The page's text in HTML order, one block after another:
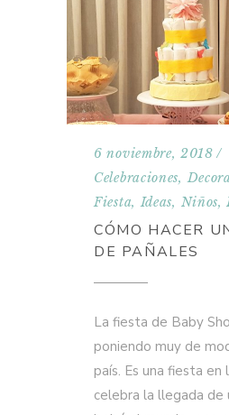
6 noviembre, 2018
Celebraciones,
Fiesta,Ideas, Niños,
CÓMO HACER
DE PAÑALES
La fiesta de Baby
poniendo muy de
país. Es una fiesta en
celebra la llegada de